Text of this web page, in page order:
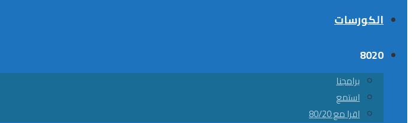
الكورسات
8020
برامجنا
استمع
اقرا مع 80/20